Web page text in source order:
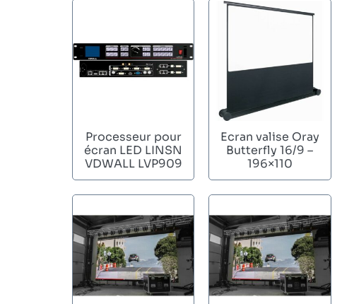
Processeur pour
écran LED LINSN
VDWALL LVP909
Ecran valise Oray
Butterfly 16/9 –
196×110